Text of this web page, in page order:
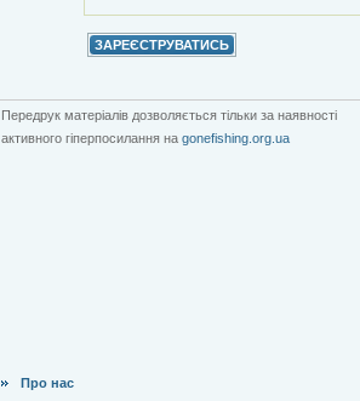
Передрук матеріалів дозволяється тільки за наявності
активного гіперпосилання на gonefishing.org.ua
Про нас